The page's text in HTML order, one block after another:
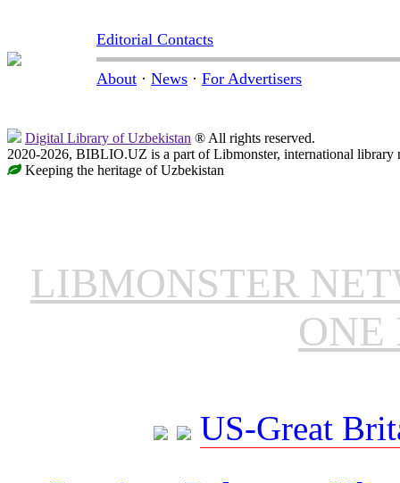
Editorial Contacts
About · News · For Advertisers
Digital Library of Uzbekistan ® All rights reserved.
2020-2026, BIBLIO.UZ is a part of Libmonster, international library
Keeping the heritage of Uzbekistan
LIBMONSTER
ONE
US-Great